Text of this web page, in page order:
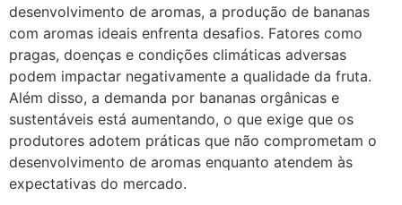
desenvolvimento de aromas, a produção de bananas
com aromas ideais enfrenta desafios. Fatores como
pragas, doenças e condições climáticas adversas
podem impactar negativamente a qualidade da fruta.
Além disso, a demanda por bananas orgânicas e
sustentáveis está aumentando, o que exige que os
produtores adotem práticas que não comprometam o
desenvolvimento de aromas enquanto atendem às
expectativas do mercado.